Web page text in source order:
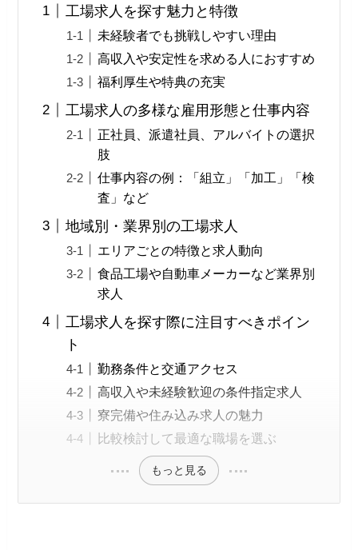
工場求人を探す魅力と特徴
未経験者でも挑戦しやすい理由
高収入や安定性を求める人におすすめ
福利厚生や特典の充実
工場求人の多様な雇用形態と仕事内容
正社員、派遣社員、アルバイトの選択
肢
仕事内容の例：「組立」「加工」「検
査」など
地域別・業界別の工場求人
エリアごとの特徴と求人動向
食品工場や自動車メーカーなど業界別
求人
工場求人を探す際に注目すべきポイン
ト
勤務条件と交通アクセス
高収入や未経験歓迎の条件指定求人
寮完備や住み込み求人の魅力
比較検討して最適な職場を選ぶ
もっと見る